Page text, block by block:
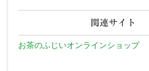
関連サイト
お茶のふじいオンラインショップ